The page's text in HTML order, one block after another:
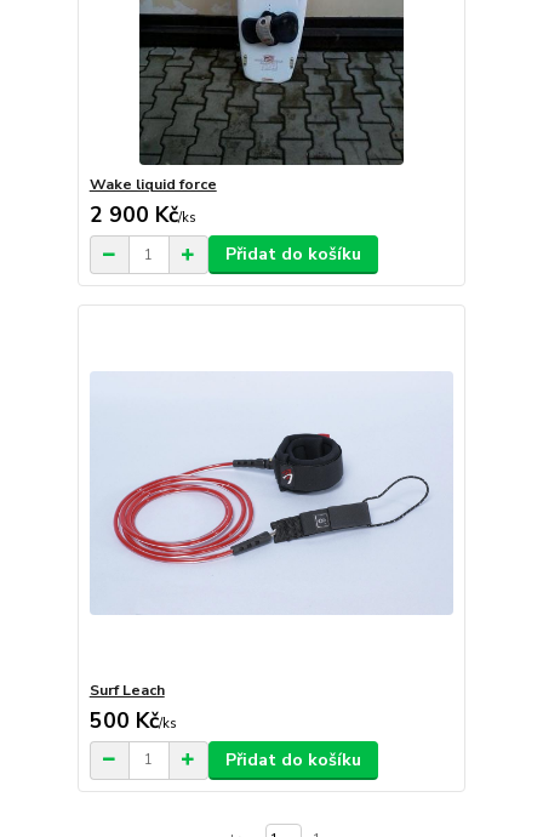
Wake liquid force
2 900 Kč/ks
Přidat do košíku
Surf Leach
500 Kč/ks
Přidat do košíku